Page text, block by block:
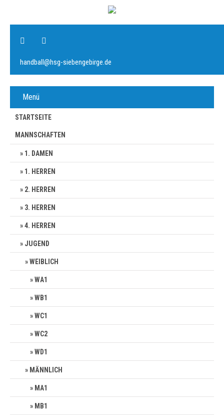
handball@hsg-siebengebirge.de
Menü
STARTSEITE
MANNSCHAFTEN
1. DAMEN
1. HERREN
2. HERREN
3. HERREN
4. HERREN
JUGEND
WEIBLICH
WA1
WB1
WC1
WC2
WD1
MÄNNLICH
MA1
MB1